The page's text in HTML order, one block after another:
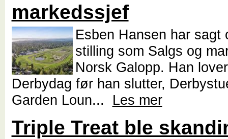
markedssjef
Esben Hansen har sagt
stilling som Salgs og
Norsk Galopp. Han
Derbydag før han slutter,
Garden Loun... Les mer
Triple Treat ble